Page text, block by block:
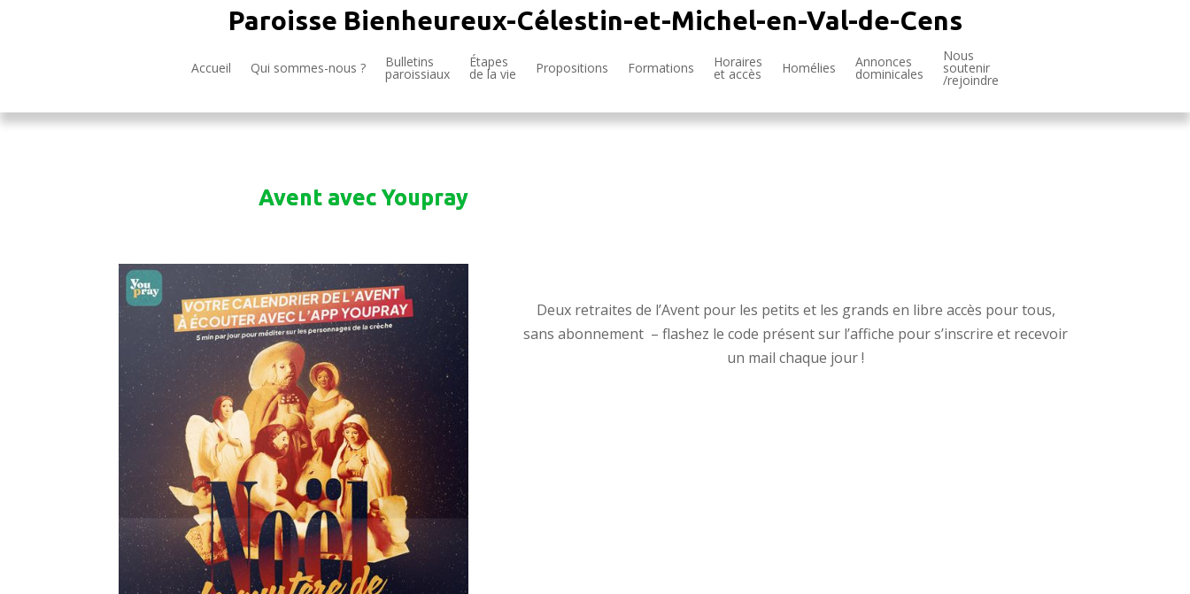
Paroisse Bienheureux-Célestin-et-Michel-en-Val-de-Cens
Accueil Qui sommes-nous ? Bulletins
paroissiaux
Étapes
de la vie Propositions Formations Horaires
et accès Homélies Annonces
dominicales
Nous
soutenir
/rejoindre
Avent avec Youpray
Deux retraites de l’Avent pour les petits et les grands en libre accès pour tous,
sans abonnement – flashez le code présent sur l’affiche pour s’inscrire et recevoir
un mail chaque jour !